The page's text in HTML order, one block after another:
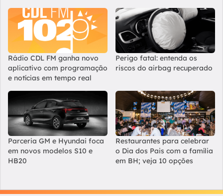
Rádio CDL FM ganha novo
aplicativo com programação
e notícias em tempo real
Perigo fatal: entenda os
riscos do airbag recuperado
Parceria GM e Hyundai foca
em novos modelos S10 e
HB20
Restaurantes para celebrar
o Dia dos Pais com a família
em BH; veja 10 opções